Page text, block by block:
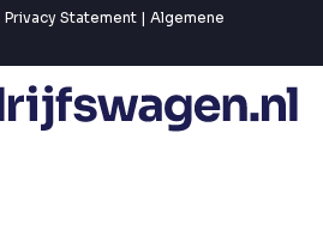
Privacy Statement | Algemene